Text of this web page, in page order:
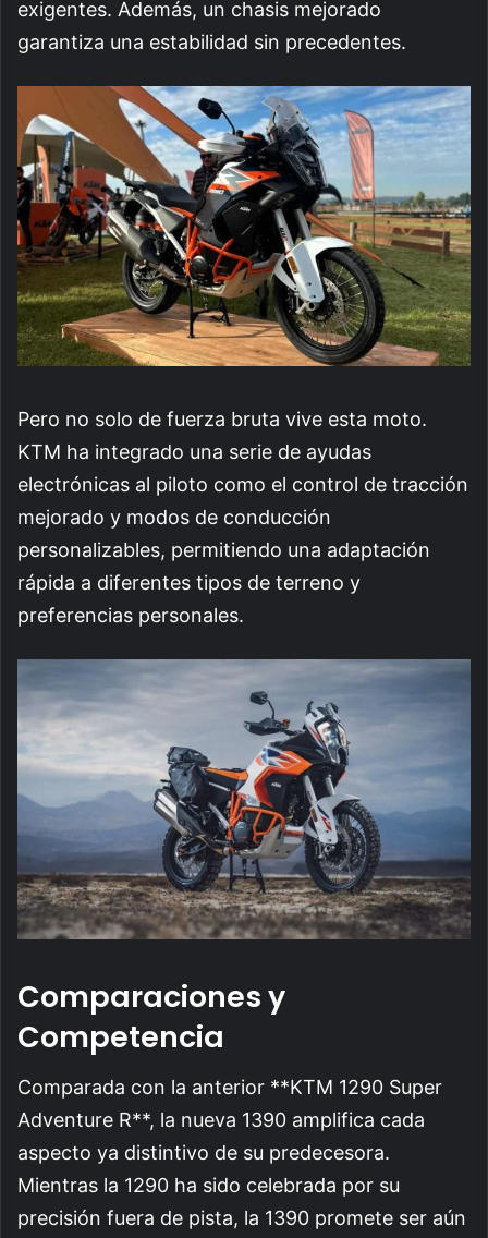
exigentes. Además, un chasis mejorado
garantiza una estabilidad sin precedentes.
Pero no solo de fuerza bruta vive esta moto.
KTM ha integrado una serie de ayudas
electrónicas al piloto como el control de tracción
mejorado y modos de conducción
personalizables, permitiendo una adaptación
rápida a diferentes tipos de terreno y
preferencias personales.
Comparaciones y
Competencia
Comparada con la anterior **KTM 1290 Super
Adventure R**, la nueva 1390 amplifica cada
aspecto ya distintivo de su predecesora.
Mientras la 1290 ha sido celebrada por su
precisión fuera de pista, la 1390 promete ser aún